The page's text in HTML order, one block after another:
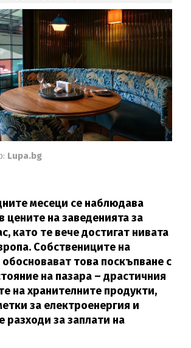
Lupa.bg
месеци се наблюдава
цените на заведенията за
като те вече достигат нивата
Собствениците на
това поскъпване с
на пазара – драстичния
на хранителните продукти,
за електроенергия и
разходи за заплати на